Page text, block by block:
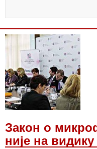
Закон о
није на видику